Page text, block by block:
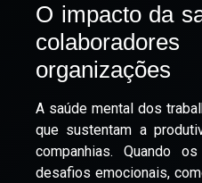
O impacto da
organizações
A saúde mental dos
que sustentam a
companhias. Quando
desafios emocionais,